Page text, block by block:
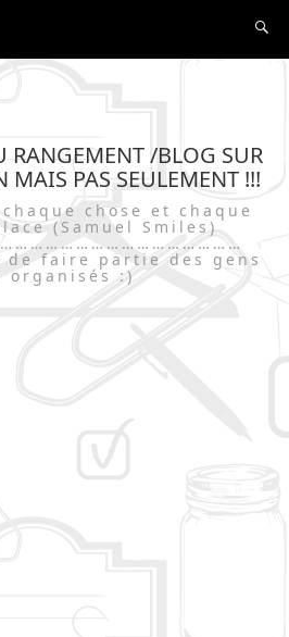
RANGEMENT /BLOG SUR
MAIS PAS SEULEMENT !!!
chose et chaque
(Samuel Smiles)
de faire partie des gens
organisés :)